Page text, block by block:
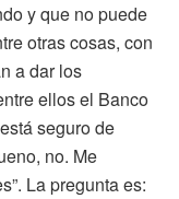
y que no puede
otras cosas, con
a dar los
ellos el Banco
seguro de
no. Me
La pregunta es: